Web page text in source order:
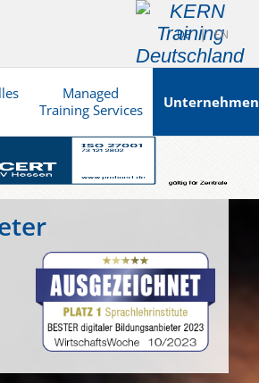
DE EN
Managed
Training Services
Unternehmen